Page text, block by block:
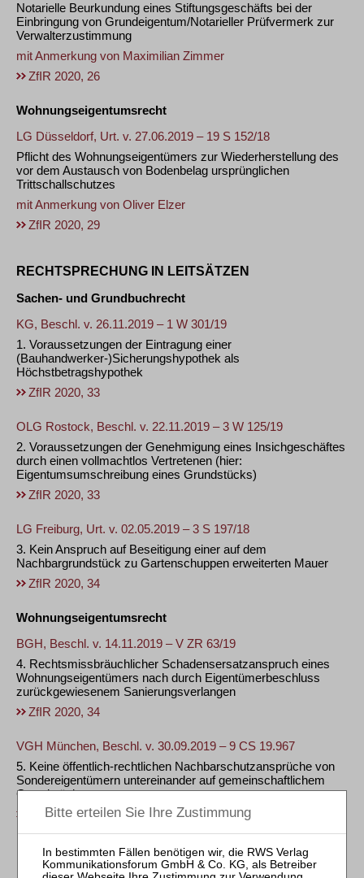
Notarielle Beurkundung eines Stiftungsgeschäfts bei der
Einbringung von Grundeigentum/Notarieller Prüfvermerk zur
Verwalterzustimmung
mit Anmerkung von Maximilian Zimmer
ZfIR 2020, 26
Wohnungseigentumsrecht
LG Düsseldorf, Urt. v. 27.06.2019 – 19 S 152/18
Pflicht des Wohnungseigentümers zur Wiederherstellung des
vor dem Austausch von Bodenbelag ursprünglichen
Trittschallschutzes
mit Anmerkung von Oliver Elzer
ZfIR 2020, 29
RECHTSPRECHUNG IN LEITSÄTZEN
Sachen- und Grundbuchrecht
KG, Beschl. v. 26.11.2019 – 1 W 301/19
1. Voraussetzungen der Eintragung einer
(Bauhandwerker-)Sicherungshypothek als
Höchstbetragshypothek
ZfIR 2020, 33
OLG Rostock, Beschl. v. 22.11.2019 – 3 W 125/19
2. Voraussetzungen der Genehmigung eines Insichgeschäftes
durch einen vollmachtlos Vertretenen (hier:
Eigentumsumschreibung eines Grundstücks)
ZfIR 2020, 33
LG Freiburg, Urt. v. 02.05.2019 – 3 S 197/18
3. Kein Anspruch auf Beseitigung einer auf dem
Nachbargrundstück zu Gartenschuppen erweiterten Mauer
ZfIR 2020, 34
Wohnungseigentumsrecht
BGH, Beschl. v. 14.11.2019 – V ZR 63/19
4. Rechtsmissbräuchlicher Schadensersatzanspruch eines
Wohnungseigentümers nach durch Eigentümerbeschluss
zurückgewiesenem Sanierungsverlangen
ZfIR 2020, 34
VGH München, Beschl. v. 30.09.2019 – 9 CS 19.967
5. Keine öffentlich-rechtlichen Nachbarschutzansprüche von
Sondereigentümern untereinander auf gemeinschaftlichem
Grundstück
ZfIR 2020, 34
Bau-, Boden- und Umweltrecht
BGH, Urt. v. 31.10.2019 – III ZR 64/18 +